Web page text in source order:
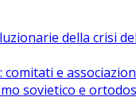
della crisi
e
sovietico e